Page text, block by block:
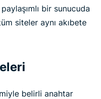
bir sunucuda
siteler aynı akıbete
belirli anahtar